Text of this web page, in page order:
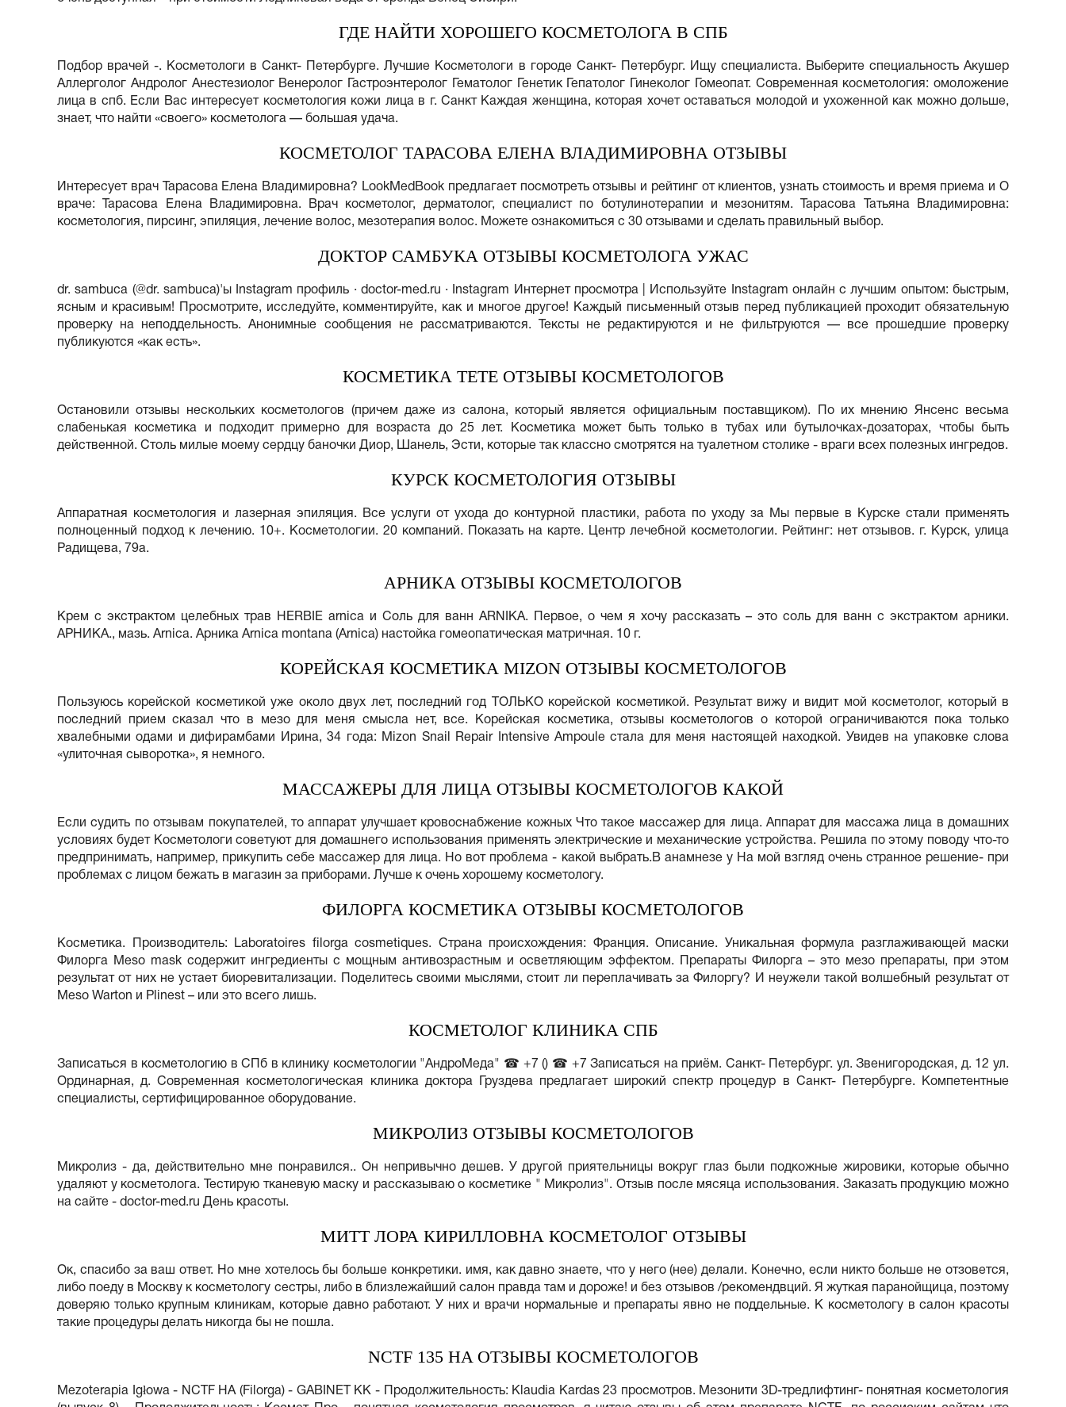
ГДЕ НАЙТИ ХОРОШЕГО КОСМЕТОЛОГА В СПБ
Подбор врачей -. Косметологи в Санкт- Петербурге. Лучшие Косметологи в городе Санкт- Петербург. Ищу специалиста. Выберите специальность Акушер
Аллерголог Андролог Анестезиолог Венеролог Гастроэнтеролог Гематолог Генетик Гепатолог Гинеколог Гомеопат. Современная косметология: омоложение
лица в спб. Если Вас интересует косметология кожи лица в г. Санкт Каждая женщина, которая хочет оставаться молодой и ухоженной как можно дольше,
знает, что найти «своего» косметолога — большая удача.
КОСМЕТОЛОГ ТАРАСОВА ЕЛЕНА ВЛАДИМИРОВНА ОТЗЫВЫ
Интересует врач Тарасова Елена Владимировна? LookMedBook предлагает посмотреть отзывы и рейтинг от клиентов, узнать стоимость и время приема и О
враче: Тарасова Елена Владимировна. Врач косметолог, дерматолог, специалист по ботулинотерапии и мезонитям. Тарасова Татьяна Владимировна:
косметология, пирсинг, эпиляция, лечение волос, мезотерапия волос. Можете ознакомиться с 30 отзывами и сделать правильный выбор.
ДОКТОР САМБУКА ОТЗЫВЫ КОСМЕТОЛОГА УЖАС
dr. sambuca (@dr. sambuca)'ы Instagram профиль · doctor-med.ru · Instagram Интернет просмотра | Используйте Instagram онлайн с лучшим опытом: быстрым,
ясным и красивым! Просмотрите, исследуйте, комментируйте, как и многое другое! Каждый письменный отзыв перед публикацией проходит обязательную
проверку на неподдельность. Анонимные сообщения не рассматриваются. Тексты не редактируются и не фильтруются — все прошедшие проверку
публикуются «как есть».
КОСМЕТИКА TETE ОТЗЫВЫ КОСМЕТОЛОГОВ
Остановили отзывы нескольких косметологов (причем даже из салона, который является официальным поставщиком). По их мнению Янсенс весьма
слабенькая косметика и подходит примерно для возраста до 25 лет. Косметика может быть только в тубах или бутылочках-дозаторах, чтобы быть
действенной. Столь милые моему сердцу баночки Диор, Шанель, Эсти, которые так классно смотрятся на туалетном столике - враги всех полезных ингредов.
КУРСК КОСМЕТОЛОГИЯ ОТЗЫВЫ
Аппаратная косметология и лазерная эпиляция. Все услуги от ухода до контурной пластики, работа по уходу за Мы первые в Курске стали применять
полноценный подход к лечению. 10+. Косметологии. 20 компаний. Показать на карте. Центр лечебной косметологии. Рейтинг: нет отзывов. г. Курск, улица
Радищева, 79а.
АРНИКА ОТЗЫВЫ КОСМЕТОЛОГОВ
Крем с экстрактом целебных трав HERBIE arnica и Соль для ванн ARNIKA. Первое, о чем я хочу рассказать – это соль для ванн с экстрактом арники.
АРНИКА., мазь. Arnica. Арника Arnica montana (Arnica) настойка гомеопатическая матричная. 10 г.
КОРЕЙСКАЯ КОСМЕТИКА MIZON ОТЗЫВЫ КОСМЕТОЛОГОВ
Пользуюсь корейской косметикой уже около двух лет, последний год ТОЛЬКО корейской косметикой. Результат вижу и видит мой косметолог, который в
последний прием сказал что в мезо для меня смысла нет, все. Корейская косметика, отзывы косметологов о которой ограничиваются пока только
хвалебными одами и дифирамбами Ирина, 34 года: Mizon Snail Repair Intensive Ampoule стала для меня настоящей находкой. Увидев на упаковке слова
«улиточная сыворотка», я немного.
МАССАЖЕРЫ ДЛЯ ЛИЦА ОТЗЫВЫ КОСМЕТОЛОГОВ КАКОЙ
Если судить по отзывам покупателей, то аппарат улучшает кровоснабжение кожных Что такое массажер для лица. Аппарат для массажа лица в домашних
условиях будет Косметологи советуют для домашнего использования применять электрические и механические устройства. Решила по этому поводу что-то
предпринимать, например, прикупить себе массажер для лица. Но вот проблема - какой выбрать.В анамнезе у На мой взгляд очень странное решение- при
проблемах с лицом бежать в магазин за приборами. Лучше к очень хорошему косметологу.
ФИЛОРГА КОСМЕТИКА ОТЗЫВЫ КОСМЕТОЛОГОВ
Косметика. Производитель: Laboratoires filorga cosmetiques. Страна происхождения: Франция. Описание. Уникальная формула разглаживающей маски
Филорга Meso mask содержит ингредиенты с мощным антивозрастным и осветляющим эффектом. Препараты Филорга – это мезо препараты, при этом
результат от них не устает биоревитализации. Поделитесь своими мыслями, стоит ли переплачивать за Филоргу? И неужели такой волшебный результат от
Meso Warton и Plinest – или это всего лишь.
КОСМЕТОЛОГ КЛИНИКА СПБ
Записаться в косметологию в СПб в клинику косметологии "АндроМеда" ☎ +7 () ☎ +7 Записаться на приём. Санкт- Петербург. ул. Звенигородская, д. 12 ул.
Ординарная, д. Современная косметологическая клиника доктора Груздева предлагает широкий спектр процедур в Санкт- Петербурге. Компетентные
специалисты, сертифицированное оборудование.
МИКРОЛИЗ ОТЗЫВЫ КОСМЕТОЛОГОВ
Микролиз - да, действительно мне понравился.. Он непривычно дешев. У другой приятельницы вокруг глаз были подкожные жировики, которые обычно
удаляют у косметолога. Тестирую тканевую маску и рассказываю о косметике " Микролиз". Отзыв после мясяца использования. Заказать продукцию можно
на сайте - doctor-med.ru День красоты.
МИТТ ЛОРА КИРИЛЛОВНА КОСМЕТОЛОГ ОТЗЫВЫ
Ок, спасибо за ваш ответ. Но мне хотелось бы больше конкретики. имя, как давно знаете, что у него (нее) делали. Конечно, если никто больше не отзовется,
либо поеду в Москву к косметологу сестры, либо в близлежайший салон правда там и дороже! и без отзывов /рекомендвций. Я жуткая паранойщица, поэтому
доверяю только крупным клиникам, которые давно работают. У них и врачи нормальные и препараты явно не поддельные. К косметологу в салон красоты
такие процедуры делать никогда бы не пошла.
NCTF 135 HA ОТЗЫВЫ КОСМЕТОЛОГОВ
Mezoterapia Igłowa - NCTF HA (Filorga) - GABINET KK - Продолжительность: Klaudia Kardas 23 просмотров. Мезонити 3D-тредлифтинг- понятная косметология